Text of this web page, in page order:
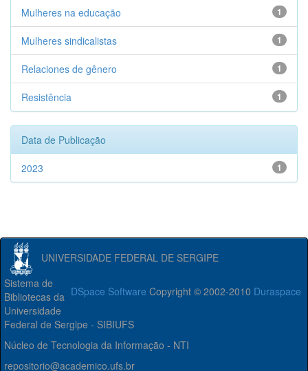
1
Mulheres na educação
1
Mulheres sindicalistas
1
Relaciones de gênero
1
Resistência
Data de Publicação
1
2023
UNIVERSIDADE FEDERAL DE SERGIPE
DSpace Software Copyright © 2002-2010 Duraspace
Sistema de
Bibliotecas da
Universidade
Federal de Sergipe - SIBIUFS
Núcleo de Tecnologia da Informação - NTI
repositorio@academico.ufs.br